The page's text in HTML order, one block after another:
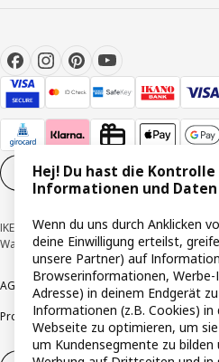
Cookie-Einstellungen
IKEA Deutschland GmbH & Co. KG - Am
Wallau © Inter IKEA Systems B.V. 1999-
AGB BarrierefreiheitCookie-Richtlinie
ProduktrückrufeResponsible Disclosure
Hej! Du hast die
Informationen und Daten
Wenn du uns durch Anklicken
deine Einwilligung erteilst,
unsere Partner) auf
Browserinformationen, Werbe-
Adresse) in deinem Endgerät
Informationen (z.B. Cookies)
Webseite zu optimieren, um
um Kundensegmente zu